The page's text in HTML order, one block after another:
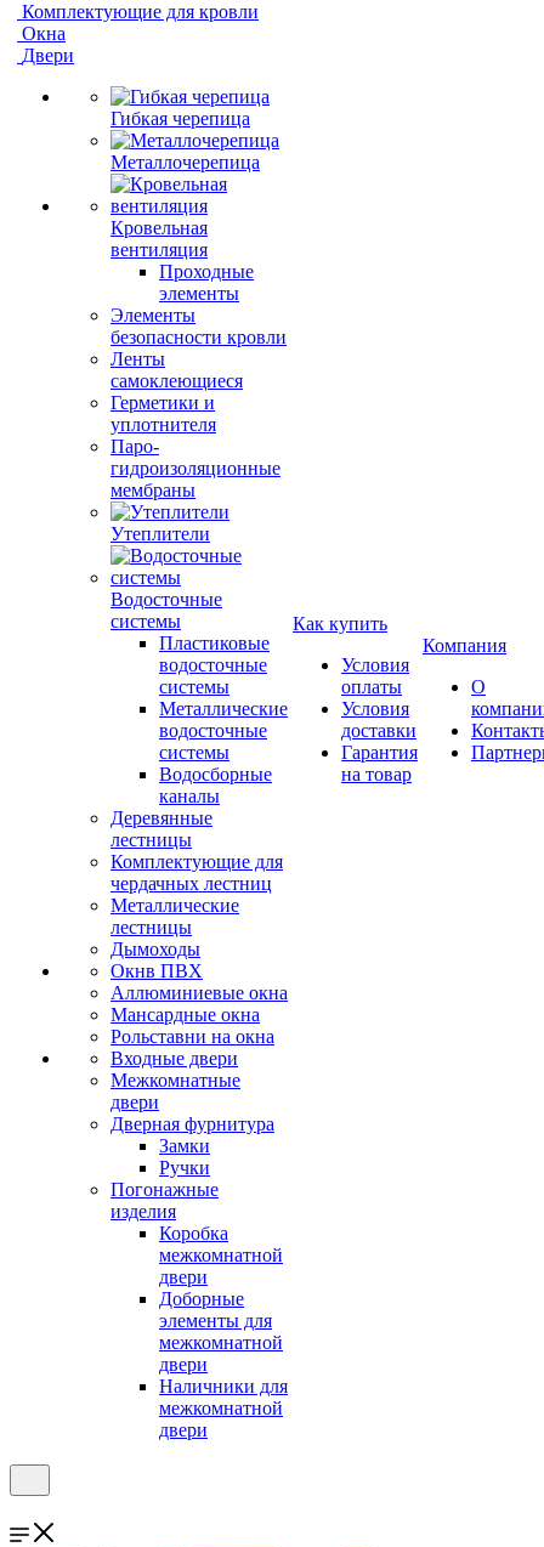
Комплектующие для кровли
Окна
Двери
Гибкая черепица
Металлочерепица
Кровельная
вентиляция
Проходные
элементы
Элементы
безопасности кровли
Ленты
самоклеющиеся
Герметики и
уплотнителя
Паро-
гидроизоляционные
мембраны
Утеплители
Водосточные
системы
Пластиковые
водосточные
системы
Металлические
водосточные
системы
Водосборные
каналы
Деревянные
лестницы
Комплектующие для
чердачных лестниц
Металлические
лестницы
Дымоходы
Окнв ПВХ
Аллюминиевые окна
Мансардные окна
Рольставни на окна
Входные двери
Межкомнатные
двери
Дверная фурнитура
Замки
Ручки
Погонажные
изделия
Коробка
межкомнатной
двери
Доборные
элементы для
межкомнатной
двери
Наличники для
межкомнатной
двери
Как купить
Условия
оплаты
Условия
доставки
Гарантия
на товар
Компания
О